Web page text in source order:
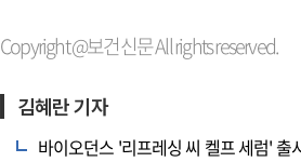
Copyright @보건신문 All rights reserved.
김혜란 기자
바이오던스 '리프레싱 씨 켈프 세럼'